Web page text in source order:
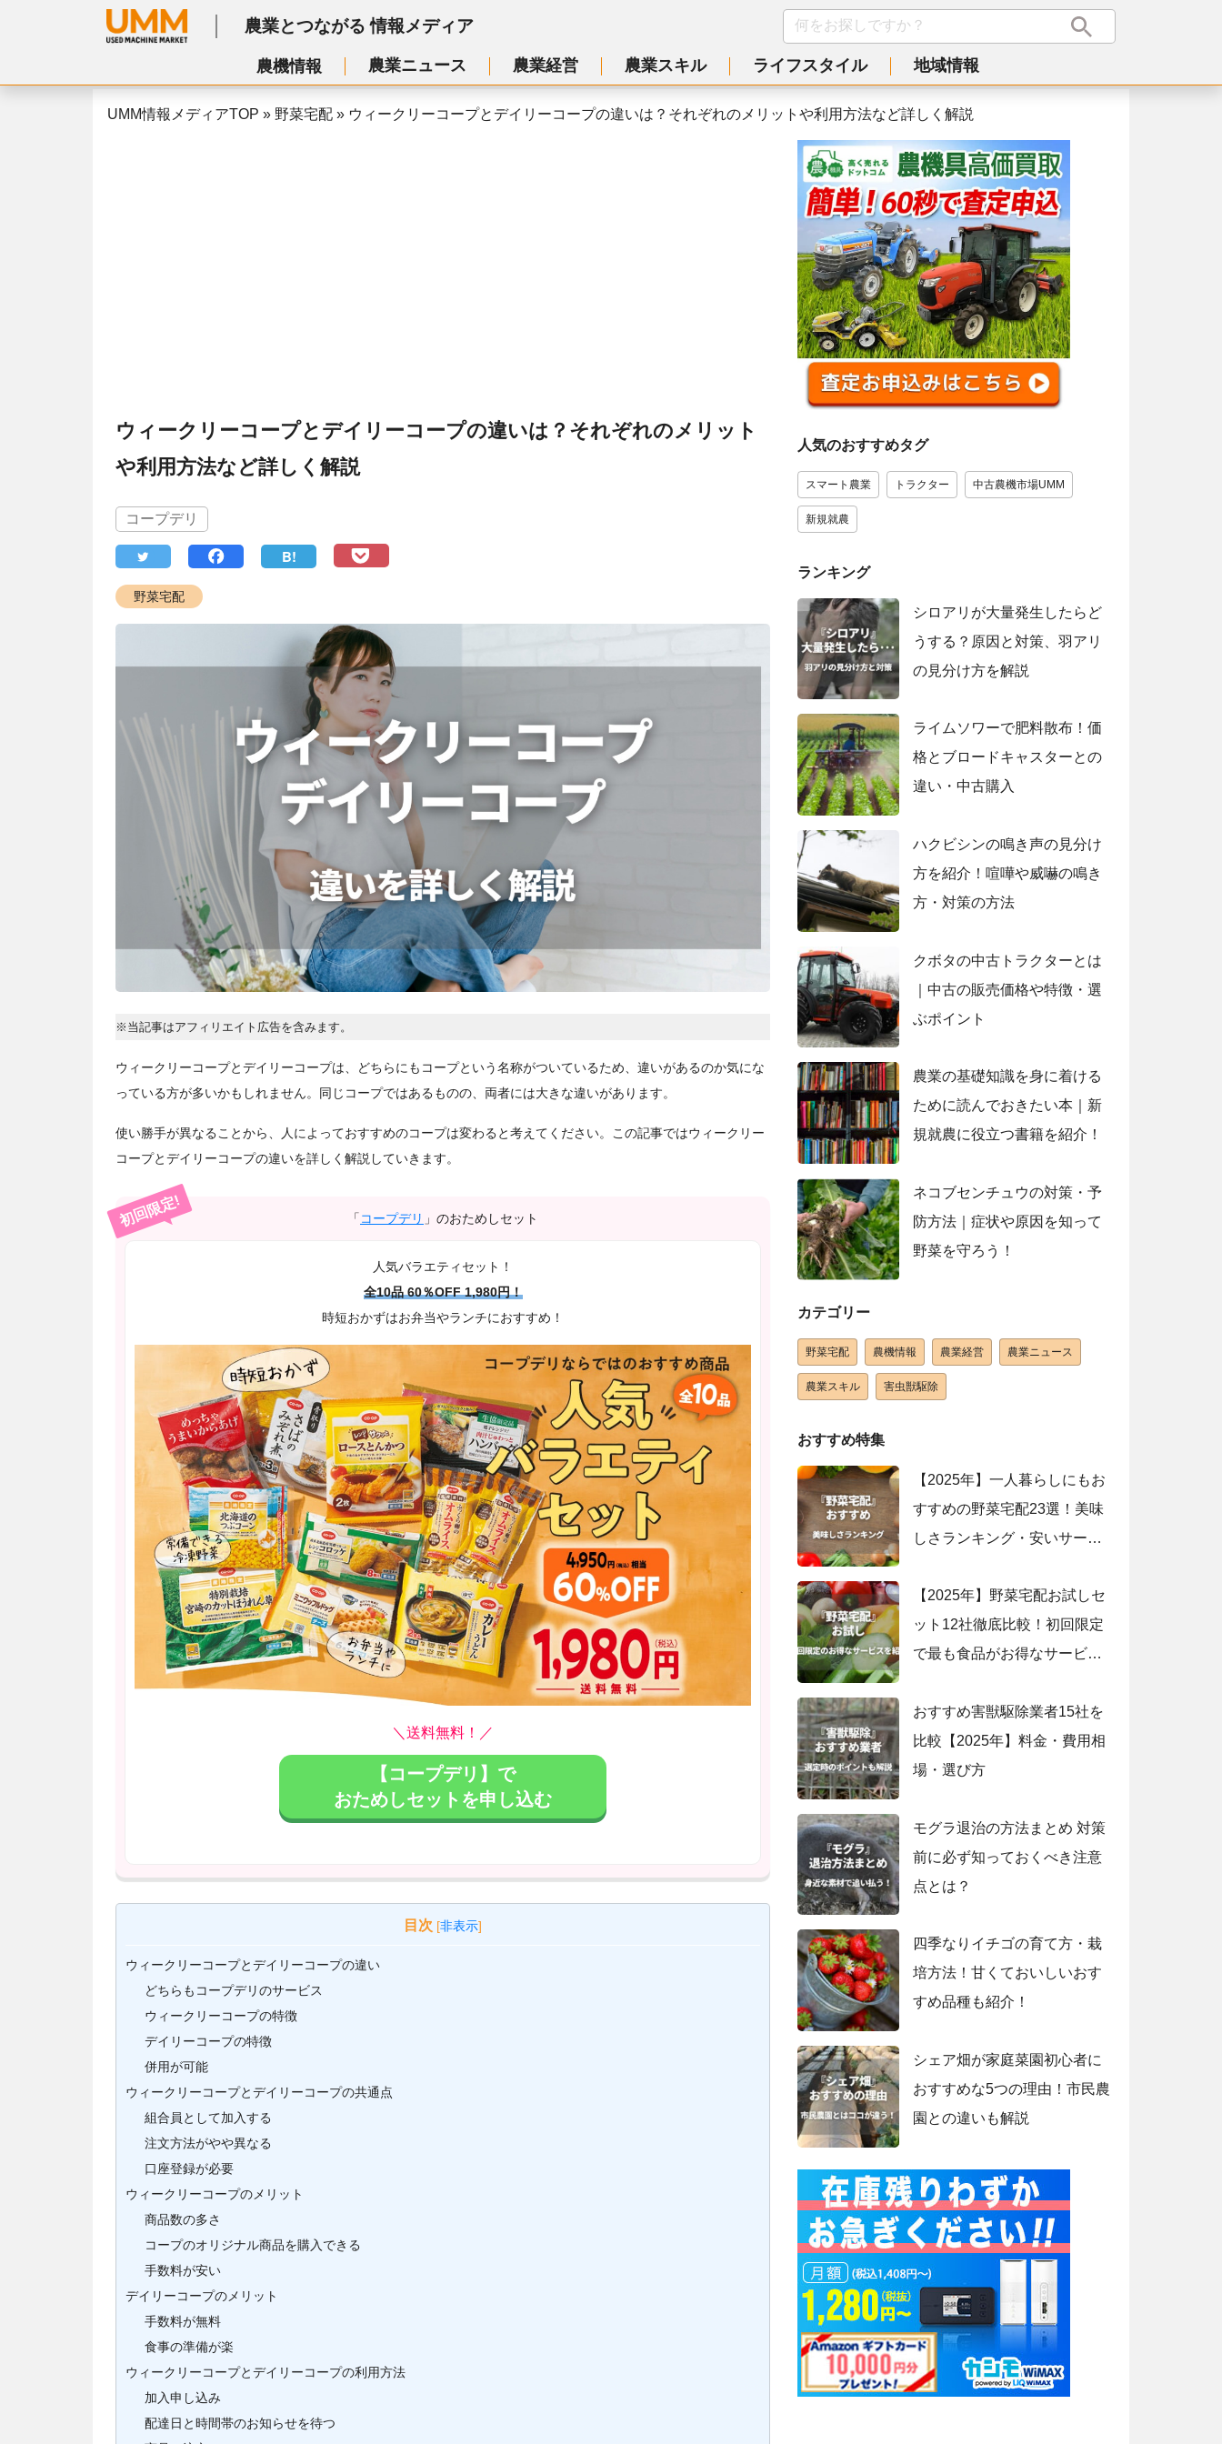
農業とつながる情報メディア
農機情報 農業ニュース 農業経営 農業スキル ライフスタイル 地域情報
UMM情報メディアTOP » 野菜宅配 » ウィークリーコープとデイリーコープの違いは？それぞれのメリットや利用方法など詳しく解説
ウィークリーコープとデイリーコープの違いは？それぞれのメリット
や利用方法など詳しく解説
コープデリ
B!
野菜宅配
※当記事はアフィリエイト広告を含みます。
ウィークリーコープとデイリーコープは、どちらにもコープという名称がついているため、違いがあるのか気にな
っている方が多いかもしれません。同じコープではあるものの、両者には大きな違いがあります。
使い勝手が異なることから、人によっておすすめのコープは変わると考えてください。この記事ではウィークリー
コープとデイリーコープの違いを詳しく解説していきます。
初回限定! 「 コープデリ 」のおためしセット
人気バラエティセット！
全10品 60％OFF 1,980円！
時短おかずはお弁当やランチにおすすめ！
＼送料無料！／
【コープデリ】で
おためしセットを申し込む
目次 [非表示]
ウィークリーコープとデイリーコープの違い
どちらもコープデリのサービス
ウィークリーコープの特徴
デイリーコープの特徴
併用が可能
ウィークリーコープとデイリーコープの共通点
組合員として加入する
注文方法がやや異なる
口座登録が必要
ウィークリーコープのメリット
商品数の多さ
コープのオリジナル商品を購入できる
手数料が安い
デイリーコープのメリット
手数料が無料
食事の準備が楽
ウィークリーコープとデイリーコープの利用方法
加入申し込み
配達日と時間帯のお知らせを待つ
人気のおすすめタグ
スマート農業 トラクター 中古農機市場UMM
新規就農
ランキング
シロアリが大量発生したらど
うする？原因と対策、羽アリ
の見分け方を解説
ライムソワーで肥料散布！価
格とブロードキャスターとの
違い・中古購入
ハクビシンの鳴き声の見分け
方を紹介！喧嘩や威嚇の鳴き
方・対策の方法
クボタの中古トラクターとは
｜中古の販売価格や特徴・選
ぶポイント
農業の基礎知識を身に着ける
ために読んでおきたい本｜新
規就農に役立つ書籍を紹介！
ネコブセンチュウの対策・予
防方法｜症状や原因を知って
野菜を守ろう！
カテゴリー
野菜宅配 農機情報 農業経営 農業ニュース
農業スキル 害虫獣駆除
おすすめ特集
【2025年】一人暮らしにもお
すすめの野菜宅配23選！美味
しさランキング・安いサービ
【2025年】野菜宅配お試しセ
ット12社徹底比較！初回限定
で最も食品がお得なサービス
おすすめ害獣駆除業者15社を
比較【2025年】料金・費用相
場・選び方
モグラ退治の方法まとめ 対策
前に必ず知っておくべき注意
点とは？
四季なりイチゴの育て方・栽
培方法！甘くておいしいおす
すめ品種も紹介！
シェア畑が家庭菜園初心者に
おすすめな5つの理由！市民農
園との違いも解説